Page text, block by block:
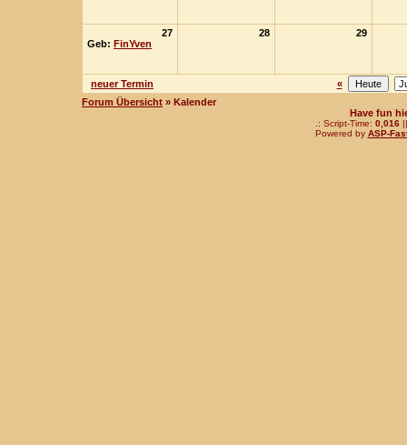
27
Geb: FinYven
28 29
neuer Termin
«
Forum Übersicht » Kalender
Have fun
.: Script-Time: 0,016||
Powered by ASP-